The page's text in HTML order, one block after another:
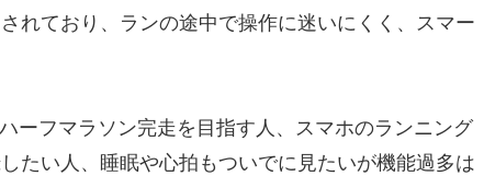
れており、ランの途中で操作に迷いにくく、スマー
ーフマラソン完走を目指す人、スマホのランニング
たい人、睡眠や心拍もついでに見たいが機能過多は